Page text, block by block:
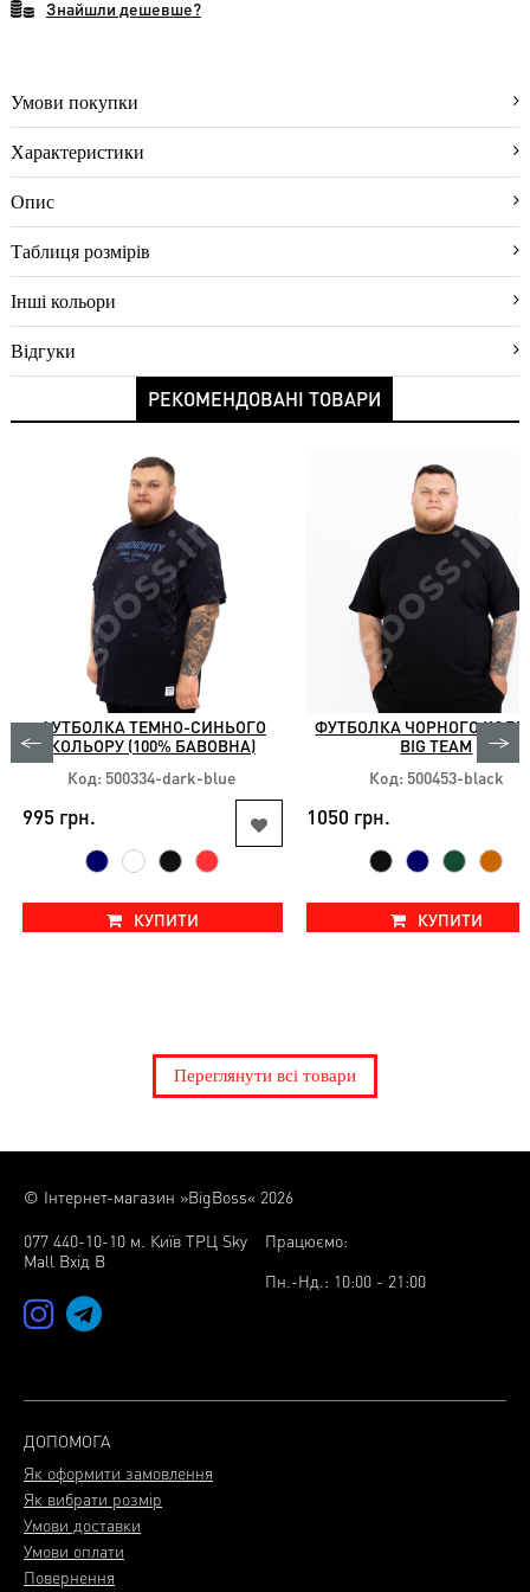
оплати
Новинки
Знижки
Акції
Хіти
Знайшли дешевше?
Умови покупки
Характеристики
Опис
Таблиця розмірів
Інші кольори
Відгуки
РЕКОМЕНДОВАНІ ТОВАРИ
ФУТБОЛКА ТЕМНО-СИНЬОГО
КОЛЬОРУ (100% БАВОВНА)
Код: 500334-dark-blue
995 грн.
КУПИТИ
ФУТБОЛКА ЧОРНОГО
BIG TEAM
Код: 500453-black
1050 грн.
КУПИТИ
Переглянути всі товари
© Інтернет-магазин »BigBoss« 2026
077 440-10-10 м. Київ ТРЦ Sky
Mall Вхід В
Працюємо:
Пн.-Нд.: 10:00 - 21:00
ДОПОМОГА
Як оформити замовлення
Як вибрати розмір
Умови доставки
Умови оплати
Повернення